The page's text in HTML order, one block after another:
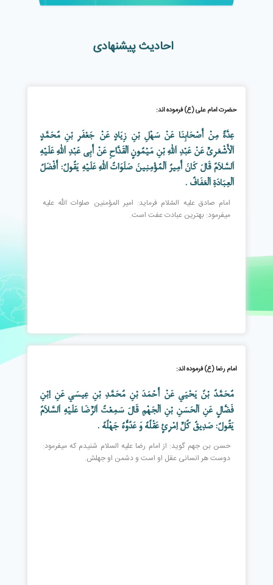
احادیث پیشنهادی
حضرت امام علی (ع) فرموده اند:
عِدَّةٌ مِنْ أَصْحَابِنَا عَنْ سَهْلِ بْنِ زِيَادٍ عَنْ جَعْفَرِ بْنِ مُحَمَّدٍ
اَلْأَشْعَرِيِّ عَنْ عَبْدِ اَللَّهِ بْنِ مَيْمُونٍ اَلْقَدَّاحِ عَنْ أَبِي عَبْدِ اَللَّهِ عَلَيْهِ
اَلسَّلاَمُ قَالَ كَانَ أَمِيرُ اَلْمُؤْمِنِينَ صَلَوَاتُ اَللَّهِ عَلَيْهِ يَقُولُ: أَفْضَلُ
اَلْعِبَادَةِ اَلْعَفَافُ .
امام صادق عليه السّلام فرمايد: امير المؤمنين صلوات اللّٰه عليه
ميفرمود: بهترين عبادت عفت است.
امام رضا (ع) فرموده اند:
مُحَمَّدُ بْنُ يَحْيَى عَنْ أَحْمَدَ بْنِ مُحَمَّدِ بْنِ عِيسَى عَنِ اِبْنِ
فَضَّالٍ عَنِ اَلْحَسَنِ بْنِ اَلْجَهْمِ قَالَ سَمِعْتُ اَلرِّضَا عَلَيْهِ اَلسَّلاَمُ
يَقُولُ: صَدِيقُ كُلِّ اِمْرِئٍ عَقْلُهُ وَ عَدُوُّهُ جَهْلُهُ .
حسن بن جهم گويد: از امام رضا عليه السلام شنيدم كه ميفرمود:
دوست هر انسانى عقل او است و دشمن او جهلش.